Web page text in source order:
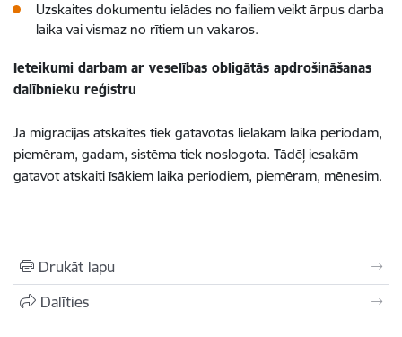
Uzskaites dokumentu ielādes no failiem veikt ārpus darba
laika vai vismaz no rītiem un vakaros.
Ieteikumi darbam ar veselības obligātās apdrošināšanas
dalībnieku reģistru
Ja migrācijas atskaites tiek gatavotas lielākam laika periodam,
piemēram, gadam, sistēma tiek noslogota. Tādēļ iesakām
gatavot atskaiti īsākiem laika periodiem, piemēram, mēnesim.
Drukāt lapu
Dalīties